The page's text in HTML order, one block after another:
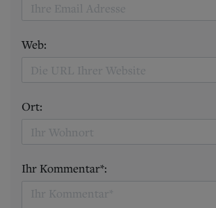
Web:
Ort:
Ihr Kommentar*: